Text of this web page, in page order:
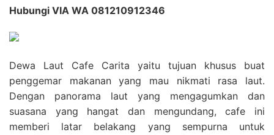
Hubungi VIA WA 081210912346
Dewa Laut Cafe Carita yaitu tujuan khusus buat
penggemar makanan yang mau nikmati rasa laut.
Dengan panorama laut yang mengagumkan dan
suasana yang hangat dan mengundang, cafe ini
memberi latar belakang yang sempurna untuk